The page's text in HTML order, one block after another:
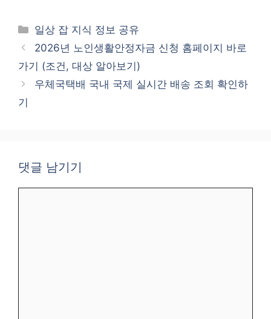
카
테
리
일상 잡 지식 정보 공유
2026년 노인생활안정자금 신청 홈페이지 바로
가기 (조건, 대상 알아보기)
우체국택배 국내 국제 실시간 배송 조회 확인하
기
댓글 남기기